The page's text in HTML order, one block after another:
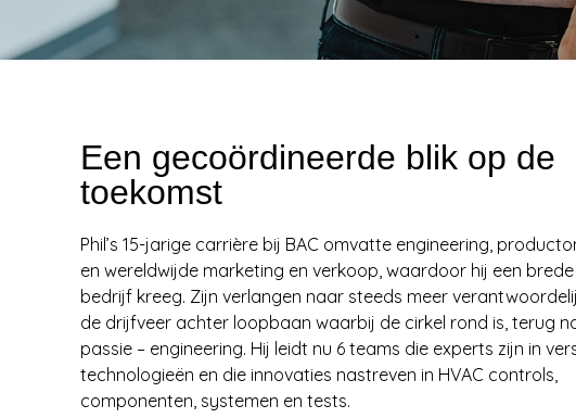
Een gecoördineerde blik op de
toekomst
Phil’s 15-jarige carrière bij BAC omvatte engineering,
en wereldwijde marketing en verkoop, waardoor hij een
bedrijf kreeg. Zijn verlangen naar steeds meer
de drijfveer achter loopbaan waarbij de cirkel rond is, terug
passie – engineering. Hij leidt nu 6 teams die experts zijn in
technologieën en die innovaties nastreven in HVAC controls,
componenten, systemen en tests.